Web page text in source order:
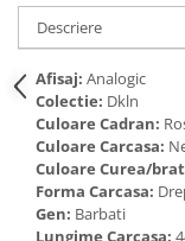
Descriere
Afisaj: Analogic
Colectie: Dkln
Culoare Cadran:
Culoare Carcasa:
Culoare Curea/
Forma Carcasa:
Gen: Barbati
Lungime Carcasa: